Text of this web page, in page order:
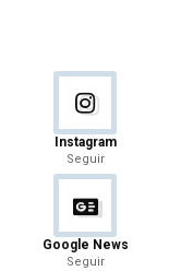
Instagram
Seguir
Google News
Seguir